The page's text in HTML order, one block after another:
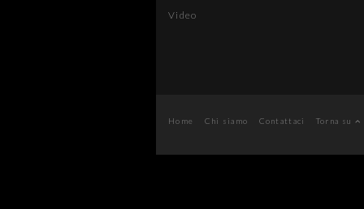
Video
Home Chi siamo Contattaci Torna su